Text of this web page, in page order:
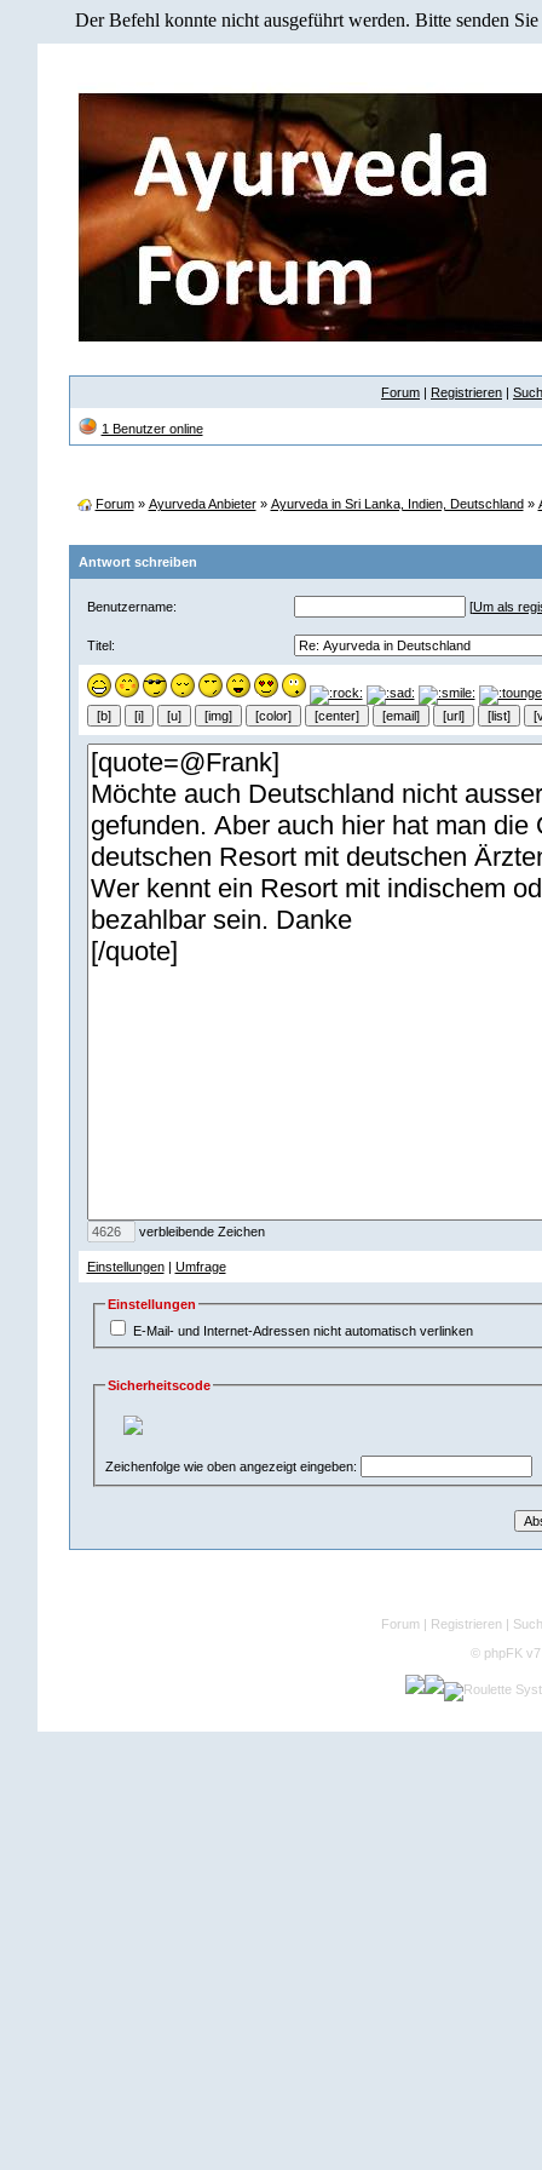
Der Befehl konnte nicht ausgeführt werden. Bitte senden
Forum | Registrieren |
1 Benutzer online
Forum» Ayurveda Anbieter» Ayurveda in Sri Lanka, Indien, Deutschland»
Antwort schreiben
Benutzername: [Um als
Titel:
verbleibende Zeichen
Einstellungen| Umfrage
Einstellungen
E-Mail- und Internet-Adressen nicht automatisch verlinken
Sicherheitscode
Zeichenfolge wie oben angezeigt eingeben:
Forum | Registrieren |
© phpFK